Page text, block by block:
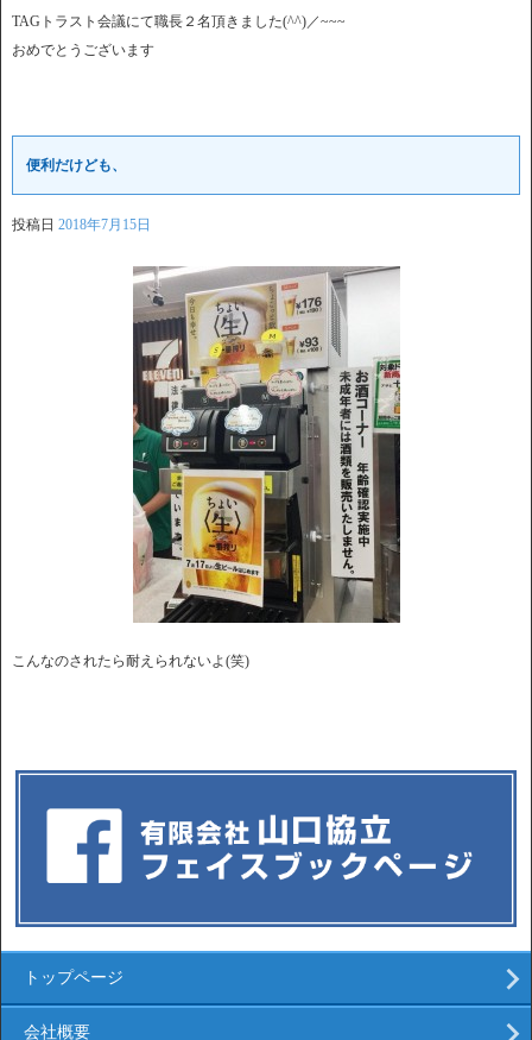
TAGトラスト会議にて職長２名頂きました(^^)／~~~
おめでとうございます
便利だけども、
投稿日 2018年7月15日
こんなのされたら耐えられないよ(笑)
トップページ
会社概要